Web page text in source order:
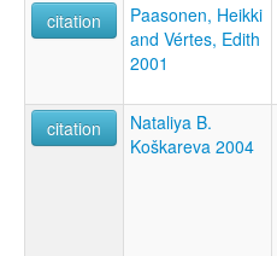
citation
Paasonen, Heikki
and Vértes, Edith
2001
citation
Nataliya B.
Koškareva 2004